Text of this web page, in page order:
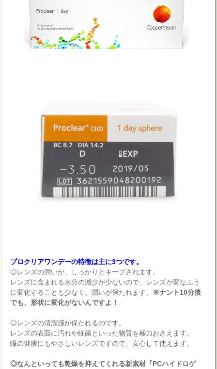
プロクリアワンデーの特徴は主に3つです。
◎レンズの潤いが、しっかりとキープされます。
レンズに含まれる水分の減少が少ないので、レンズが変なふう
に変化することも少なく、潤いが保たれます。 ※ナント10分後
でも、形状に変化がないんですよ！
◎レンズの清潔感が保たれるのです。
レンズの表面に汚れや細菌といった物質を極力おさえます。
瞳の健康にもやさしいレンズですので、安心して使えます。
◎なんといっても乾燥を抑えてくれる新素材『PCハイドロゲ